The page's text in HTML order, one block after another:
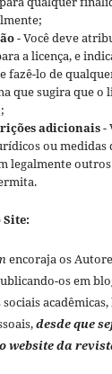
- Você deve
a licença, e
fazê-lo de
que sugira que o
adicionais-
ou medidas
legalmente
Site:
encoraja os
os em
desde que
website da